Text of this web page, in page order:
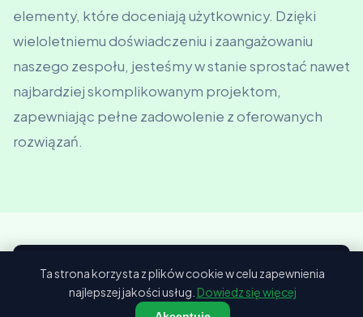
elementy, które doceniają użytkownicy. Dzięki
wieloletniemu doświadczeniu i zaangażowaniu
naszego zespołu, jesteśmy w stanie sprostać nawet
najbardziej skomplikowanym projektom,
zapewniając pełne zadowolenie z oferowanych
rozwiązań.
📖 Odwiedź nasz blog
Ta strona korzysta z plików cookie w celu zapewnienia
najlepszej jakości usług. Dowiedz się więcej